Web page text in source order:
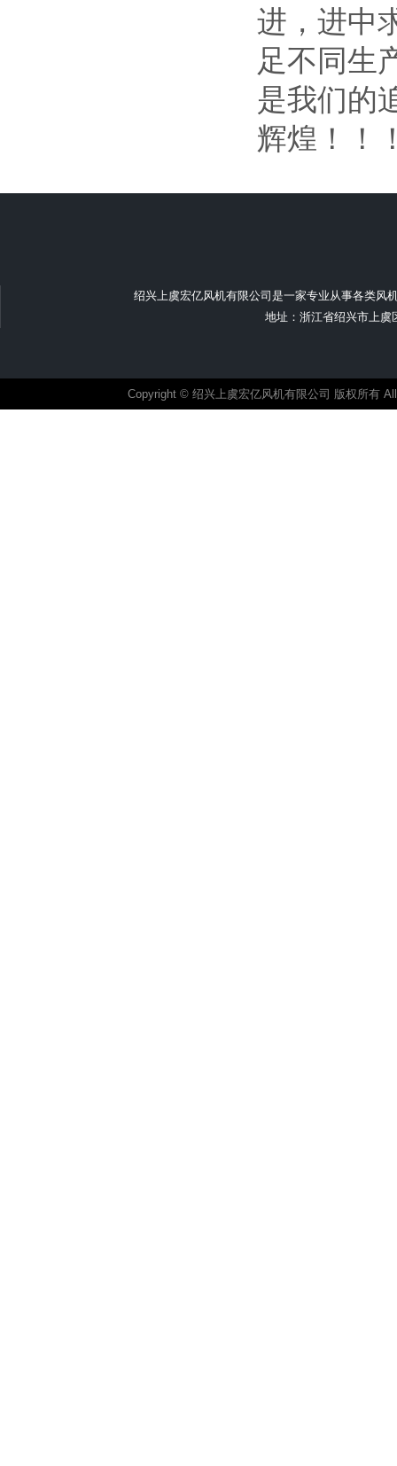
进，进中
足不同生
是我们的
辉煌！！
绍兴上虞宏亿风机有限公司是一家专业从事各类风
地址：浙江省绍兴市上
Copyright © 绍兴上虞宏亿风机有限公司 版权所有